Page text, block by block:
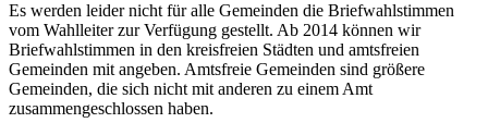
Es werden leider nicht für alle Gemeinden die Briefwahlstimmen
vom Wahlleiter zur Verfügung gestellt. Ab 2014 können wir
Briefwahlstimmen in den kreisfreien Städten und amtsfreien
Gemeinden mit angeben. Amtsfreie Gemeinden sind größere
Gemeinden, die sich nicht mit anderen zu einem Amt
zusammengeschlossen haben.